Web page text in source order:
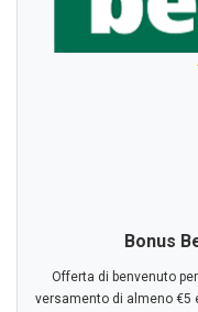
Bonus
Offerta di benvenuto
versamento di almeno €5